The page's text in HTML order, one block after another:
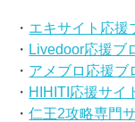
・ エキサイト応援
・ Livedoor応援ブ
・ アメブロ応援ブ
・ HIHITI応援サイ
・仁王2攻略専門